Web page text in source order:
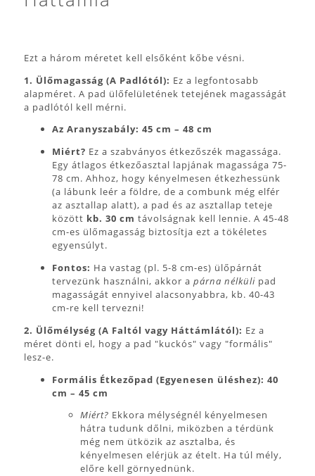
Ezt a három méretet kell elsőként kőbe vésni.
1. Ülőmagasság (A Padlótól): Ez a legfontosabb
alapméret. A pad ülőfelületének tetejének magasságát
a padlótól kell mérni.
Az Aranyszabály: 45 cm – 48 cm
Miért? Ez a szabványos étkezőszék magassága.
Egy átlagos étkezőasztal lapjának magassága 75-
78 cm. Ahhoz, hogy kényelmesen étkezhessünk
(a lábunk leér a földre, de a combunk még elfér
az asztallap alatt), a pad és az asztallap teteje
között kb. 30 cm távolságnak kell lennie. A 45-48
cm-es ülőmagasság biztosítja ezt a tökéletes
egyensúlyt.
Fontos: Ha vastag (pl. 5-8 cm-es) ülőpárnát
tervezünk használni, akkor a párna nélkülipad
magasságát ennyivel alacsonyabbra, kb. 40-43
cm-re kell tervezni!
2. Ülőmélység (A Faltól vagy Háttámlától): Ez a
méret dönti el, hogy a pad "kuckós" vagy "formális"
lesz-e.
Formális Étkezőpad (Egyenesen üléshez): 40
cm – 45 cm
Miért? Ekkora mélységnél kényelmesen
hátra tudunk dőlni, miközben a térdünk
még nem ütközik az asztalba, és
kényelmesen elérjük az ételt. Ha túl mély,
előre kell görnyednünk.